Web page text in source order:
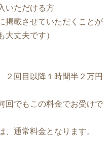
いただける方
掲載させていただくことが
大丈夫です）
２回目以降１時間半２万円
回でもこの料金でお受けで
通常料金となります。